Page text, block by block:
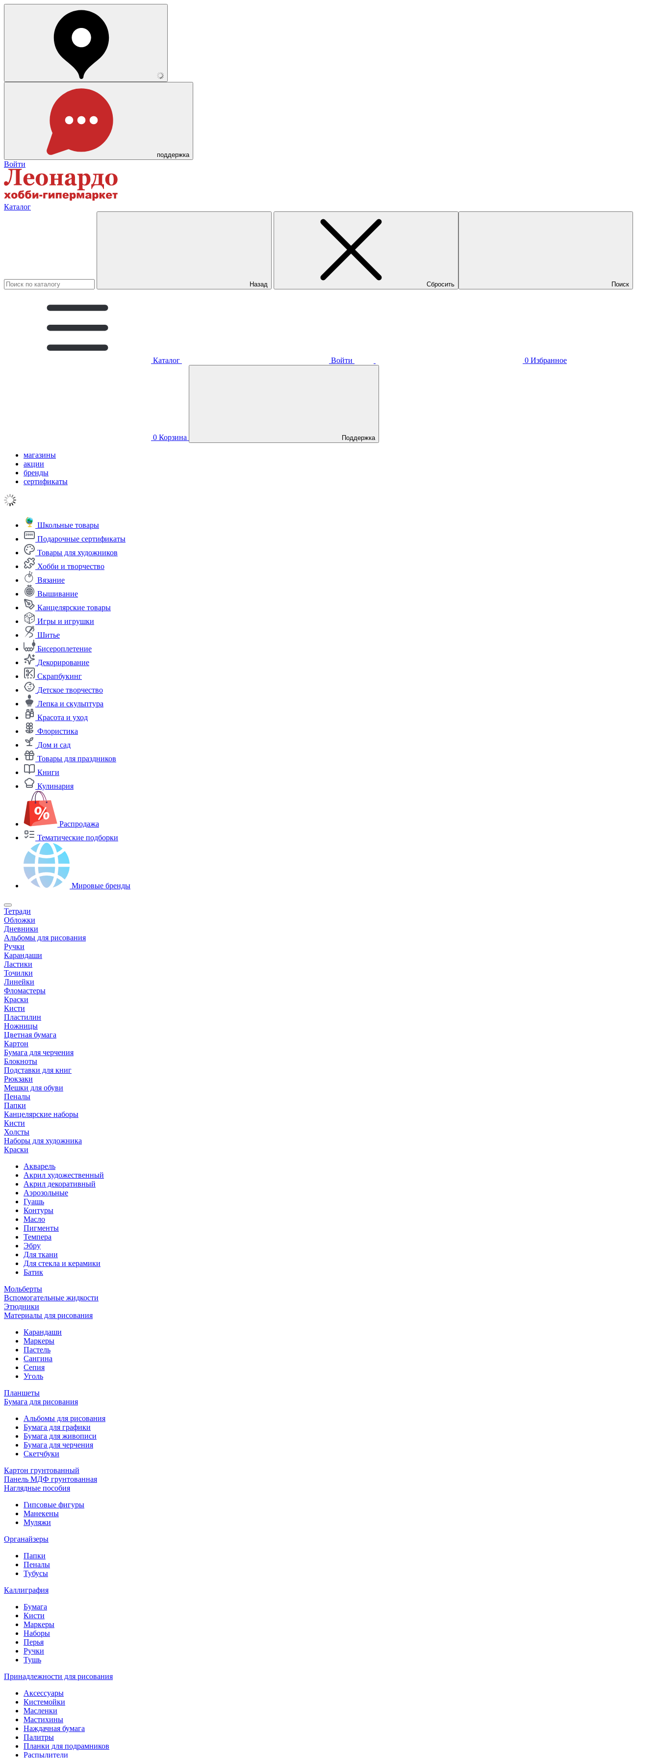
поддержка
Войти
Каталог
Назад Сбросить Поиск
Каталог Войти 0 Избранное
0 Корзина Поддержка
магазины
акции
бренды
сертификаты
Школьные товары
Подарочные сертификаты
Товары для художников
Хобби и творчество
Вязание
Вышивание
Канцелярские товары
Игры и игрушки
Шитье
Бисероплетение
Декорирование
Скрапбукинг
Детское творчество
Лепка и скульптура
Красота и уход
Флористика
Дом и сад
Товары для праздников
Книги
Кулинария
Распродажа
Тематические подборки
Мировые бренды
Тетради
Обложки
Дневники
Альбомы для рисования
Ручки
Карандаши
Ластики
Точилки
Линейки
Фломастеры
Краски
Кисти
Пластилин
Ножницы
Цветная бумага
Картон
Бумага для черчения
Блокноты
Подставки для книг
Рюкзаки
Мешки для обуви
Пеналы
Папки
Канцелярские наборы
Кисти
Холсты
Наборы для художника
Краски
Акварель
Акрил художественный
Акрил декоративный
Аэрозольные
Гуашь
Контуры
Масло
Пигменты
Темпера
Эбру
Для ткани
Для стекла и керамики
Батик
Мольберты
Вспомогательные жидкости
Этюдники
Материалы для рисования
Карандаши
Маркеры
Пастель
Сангина
Сепия
Уголь
Планшеты
Бумага для рисования
Альбомы для рисования
Бумага для графики
Бумага для живописи
Бумага для черчения
Скетчбуки
Картон грунтованный
Панель МДФ грунтованная
Наглядные пособия
Гипсовые фигуры
Манекены
Муляжи
Органайзеры
Папки
Пеналы
Тубусы
Каллиграфия
Бумага
Кисти
Маркеры
Наборы
Перья
Ручки
Тушь
Принадлежности для рисования
Аксессуары
Кистемойки
Масленки
Мастихины
Наждачная бумага
Палитры
Планки для подрамников
Распылители